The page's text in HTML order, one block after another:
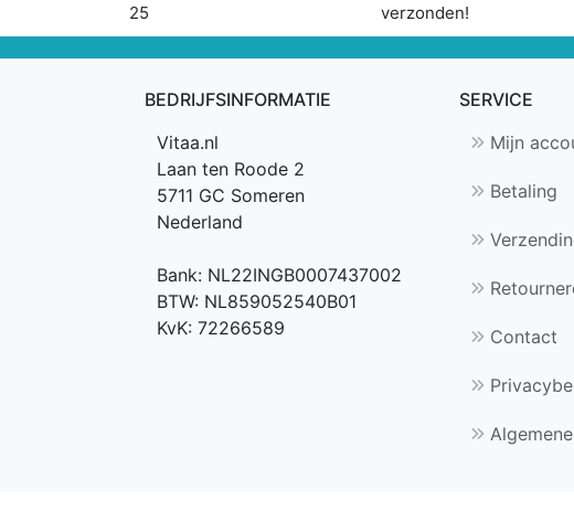
25
verzonden!
BEDRIJFSINFORMATIE
Vitaa.nl
Laan ten Roode 2
5711 GC Someren
Nederland
Bank: NL22INGB0007437002
BTW: NL859052540B01
KvK: 72266589
SERVICE
Mijn
Betaling
Contact